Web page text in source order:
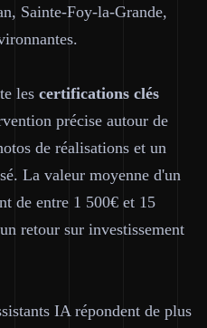
Sainte-Foy-la-Grande,
les certifications clés
précise autour de
de réalisations et un
La valeur moyenne d'un
de entre 1 500€ et 15
retour sur investissement
IA répondent de plus